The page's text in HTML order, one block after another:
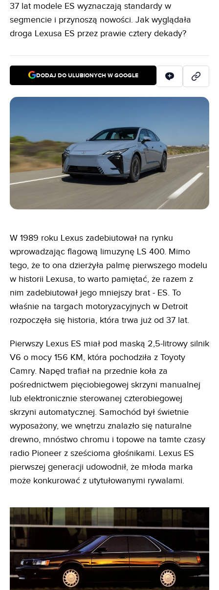
37 lat modele ES wyznaczają standardy w
segmencie i przynoszą nowości. Jak wyglądała
droga Lexusa ES przez prawie cztery dekady?
DODAJ DO ULUBIONYCH W GOOGLE
W 1989 roku Lexus zadebiutował na rynku
wprowadzając flagową limuzynę LS 400. Mimo
tego, że to ona dzierżyła palmę pierwszego modelu
w historii Lexusa, to warto pamiętać, że razem z
nim zadebiutował jego mniejszy brat - ES. To
właśnie na targach motoryzacyjnych w Detroit
rozpoczęła się historia, która trwa już od 37 lat.
Pierwszy Lexus ES miał pod maską 2,5-litrowy silnik
V6 o mocy 156 KM, która pochodziła z Toyoty
Camry. Napęd trafiał na przednie koła za
pośrednictwem pięciobiegowej skrzyni manualnej
lub elektronicznie sterowanej czterobiegowej
skrzyni automatycznej. Samochód był świetnie
wyposażony, we wnętrzu znalazło się naturalne
drewno, mnóstwo chromu i topowe na tamte czasy
radio Pioneer z sześcioma głośnikami. Lexus ES
pierwszej generacji udowodnił, że młoda marka
może konkurować z utytułowanymi rywalami.